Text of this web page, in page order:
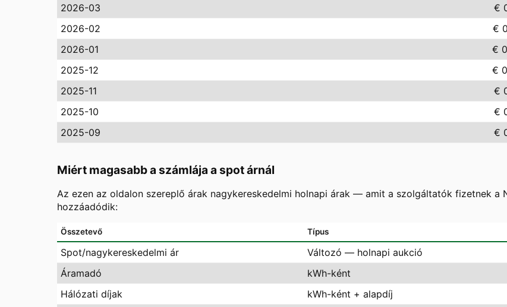
2026-03
€
2026-02
€
2026-01
€
2025-12
€
2025-11
€
2025-10
€
2025-09
€
Miért magasabb a számlája a spot árnál
Az ezen az oldalon szereplő árak nagykereskedelmi holnapi árak — amit a szolgáltatók fizetnek a
hozzáadódik:
Összetevő Típus
Spot/nagykereskedelmi ár Változó — holnapi aukció
Áramadó
kWh-ként
Hálózati díjak
kWh-ként + alapdíj